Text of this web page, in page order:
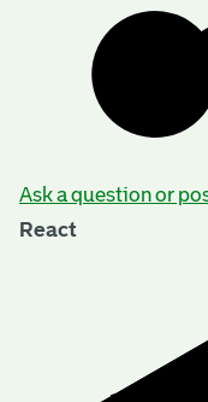
Ask a question or
React